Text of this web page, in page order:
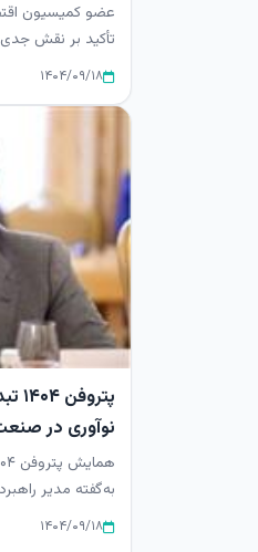
عضو کمیسیون
تأکید بر نقش جدی
دارایی‌ها جزئی
۱۴۰۴/۰۹/۱۸
نوآوری در
به‌گفته مدیر
نوآوری شرکت
۱۴۰۴/۰۹/۱۸